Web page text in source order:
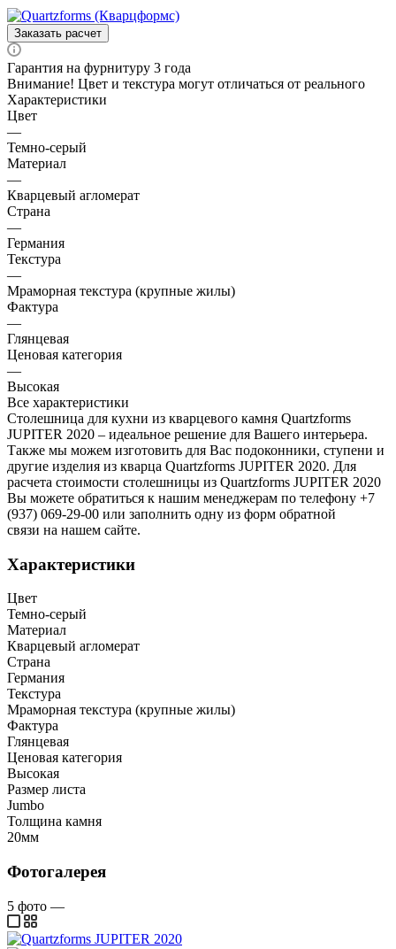
Заказать расчет
Гарантия на фурнитуру 3 года
Внимание! Цвет и текстура могут отличаться от реального
Характеристики
Цвет
—
Темно-серый
Материал
—
Кварцевый агломерат
Страна
—
Германия
Текстура
—
Мраморная текстура (крупные жилы)
Фактура
—
Глянцевая
Ценовая категория
—
Высокая
Все характеристики
Столешница для кухни из кварцевого камня Quartzforms
JUPITER 2020 – идеальное решение для Вашего интерьера.
Также мы можем изготовить для Вас подоконники, ступени и
другие изделия из кварца Quartzforms JUPITER 2020. Для
расчета стоимости столешницы из Quartzforms JUPITER 2020
Вы можете обратиться к нашим менеджерам по телефону +7
(937) 069-29-00 или заполнить одну из форм обратной
связи на нашем сайте.
Характеристики
Цвет
Темно-серый
Материал
Кварцевый агломерат
Страна
Германия
Текстура
Мраморная текстура (крупные жилы)
Фактура
Глянцевая
Ценовая категория
Высокая
Размер листа
Jumbo
Толщина камня
20мм
Фотогалерея
5 фото —